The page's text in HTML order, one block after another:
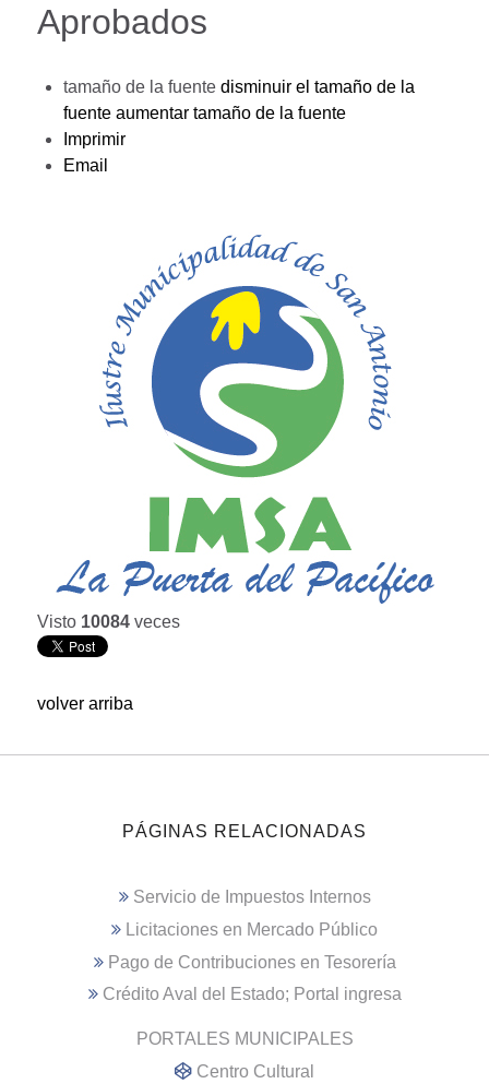
Aprobados
tamaño de la fuente disminuir el tamaño de la
fuente aumentar tamaño de la fuente
Imprimir
Email
Visto 10084 veces
volver arriba
PÁGINAS RELACIONADAS
Servicio de Impuestos Internos
Licitaciones en Mercado Público
Pago de Contribuciones en Tesorería
Crédito Aval del Estado; Portal ingresa
PORTALES MUNICIPALES
Centro Cultural